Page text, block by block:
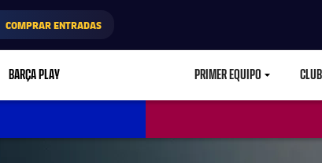
COMPRAR ENTRADAS
BARÇA PLAY PRIMER EQUIPO CLUB